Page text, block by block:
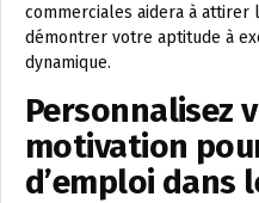
commerciales aidera à attirer
démontrer votre aptitude à
dynamique.
Personnalisez
motivation
d’emploi dans